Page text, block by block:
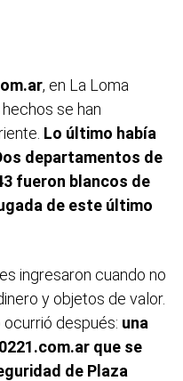
, en La Loma
se han
Lo último había
departamentos de
fueron blancos de
de este último
ingresaron cuando no
y objetos de valor.
ocurrió después: una
que se
de Plaza